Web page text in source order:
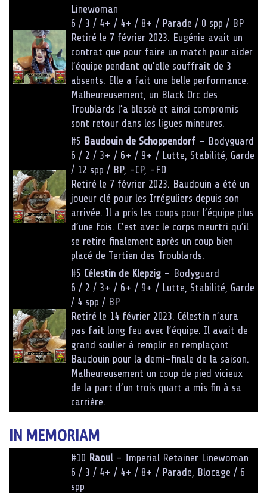
Linewoman
6 / 3 / 4+ / 4+ / 8+ / Parade / 0 spp / BP
Retiré le 7 février 2023. Eugénie avait un
contrat que pour faire un match pour aider
l’équipe pendant qu’elle souffrait de 3
absents. Elle a fait une belle performance.
Malheureusement, un Black Orc des
Troublards l’a blessé et ainsi compromis
sont retour dans les ligues mineures.
#5 Baudouin de Schoppendorf– Bodyguard
6 / 2 / 3+ / 6+ / 9+ / Lutte, Stabilité, Garde
/ 12 spp / BP, -CP, -FO
Retiré le 7 février 2023. Baudouin a été un
joueur clé pour les Irréguliers depuis son
arrivée. Il a pris les coups pour l’équipe plus
d’une fois. C’est avec le corps meurtri qu’il
se retire finalement après un coup bien
placé de Tertien des Troublards.
#5 Célestin de Klepzig– Bodyguard
6 / 2 / 3+ / 6+ / 9+ / Lutte, Stabilité, Garde
/ 4 spp / BP
Retiré le 14 février 2023. Célestin n’aura
pas fait long feu avec l’équipe. Il avait de
grand soulier à remplir en remplaçant
Baudouin pour la demi-finale de la saison.
Malheureusement un coup de pied vicieux
de la part d’un trois quart a mis fin à sa
carrière.
IN MEMORIAM
#10 Raoul– Imperial Retainer Linewoman
6 / 3 / 4+ / 4+ / 8+ / Parade, Blocage / 6
spp